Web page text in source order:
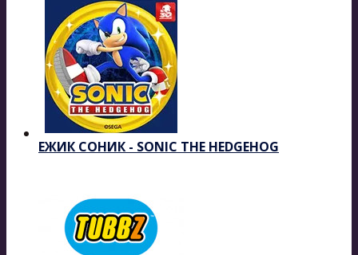
ЕЖИК СОНИК - SONIC THE HEDGEHOG